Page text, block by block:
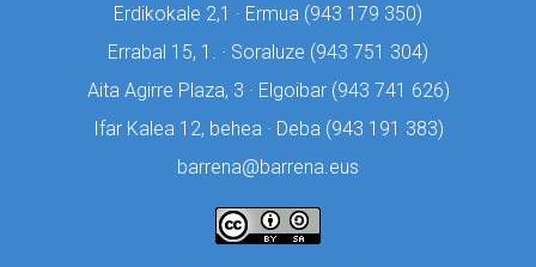
Erdikokale 2,1 · Ermua (943 179 350)
Errabal 15, 1. · Soraluze (943 751 304)
Aita Agirre Plaza, 3 · Elgoibar (943 741 626)
Ifar Kalea 12, behea · Deba (943 191 383)
barrena@barrena.eus